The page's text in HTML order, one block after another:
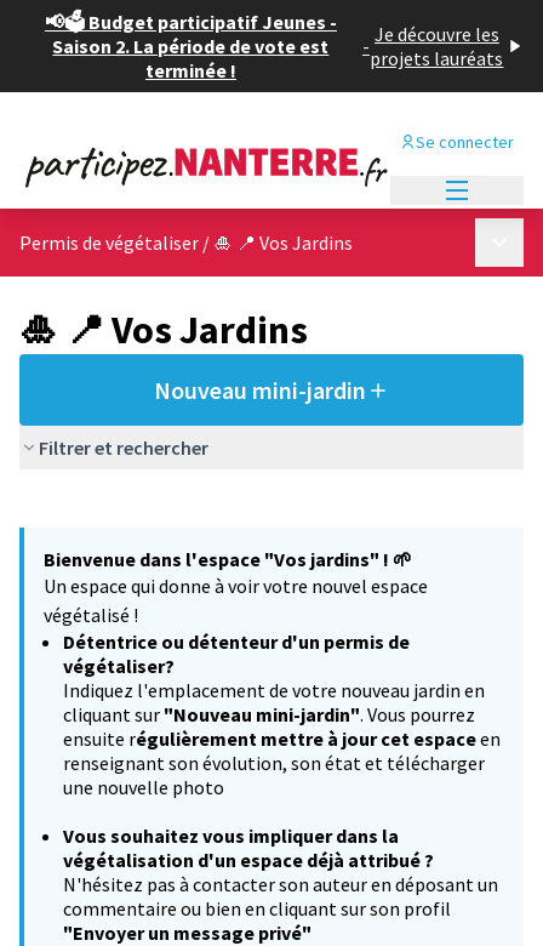
📢🗳️ Budget participatif Jeunes -
Saison 2. La période de vote est
terminée !
- Je découvre les
projets lauréats
Se connecter
Permis de végétaliser / 🎍 📍 Vos Jardins
🎍 📍 Vos Jardins
Nouveau mini-jardin
Filtrer et rechercher
−
Bienvenue dans l'espace "Vos jardins" ! 🌱
Un espace qui donne à voir votre nouvel espace
végétalisé !
Détentrice ou détenteur d'un permis de
végétaliser?
Indiquez l'emplacement de votre nouveau jardin en
cliquant sur "Nouveau mini-jardin". Vous pourrez
ensuite régulièrement mettre à jour cet espaceen
renseignant son évolution, son état et télécharger
une nouvelle photo
Vous souhaitez vous impliquer dans la
végétalisation d'un espace déjà attribué ?
N'hésitez pas à contacter son auteur en déposant un
commentaire ou bien en cliquant sur son profil
"Envoyer un message privé"